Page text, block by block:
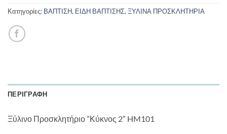
Κατηγορίες: ΒΑΠΤΙΣΗ, ΕΙΔΗ ΒΑΠΤΙΣΗΣ, ΞΥΛΙΝΑ ΠΡΟΣΚΛΗΤΗΡΙΑ
ΠΕΡΙΓΡΑΦΉ
Ξύλινο Προσκλητήριο ”Κύκνος 2” HM101